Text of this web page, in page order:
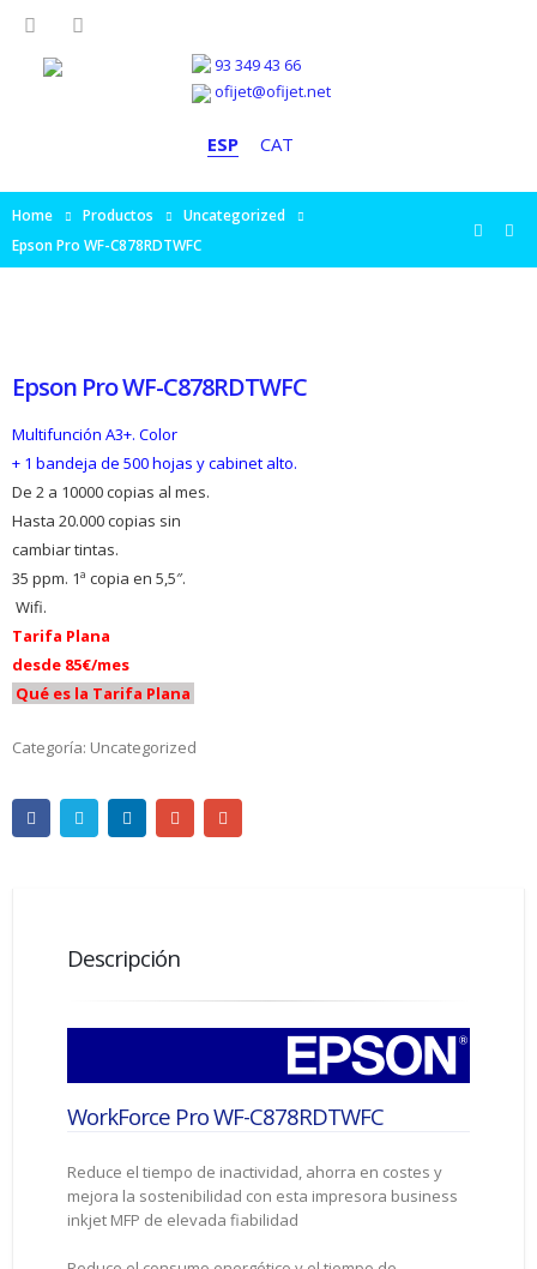
93 349 43 66
ofijet@ofijet.net
ESP CAT
Home Productos
Uncategorized
Epson Pro WF-C878RDTWFC
Epson Pro WF-C878RDTWFC
Multifunción A3+. Color
+ 1 bandeja de 500 hojas y cabinet alto.
De 2 a 10000 copias al mes.
Hasta 20.000 copias sin
cambiar tintas.
35 ppm. 1ª copia en 5,5″.
Wifi.
Tarifa Plana
desde 85€/mes
Qué es la Tarifa Plana
Categoría: Uncategorized
Descripción
WorkForce Pro WF-C878RDTWFC
Reduce el tiempo de inactividad, ahorra en costes y
mejora la sostenibilidad con esta impresora business
inkjet MFP de elevada fiabilidad